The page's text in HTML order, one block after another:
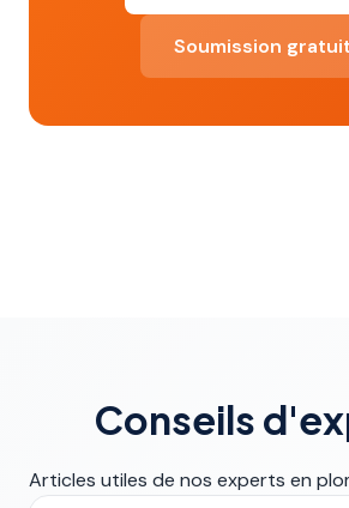
Soumission
Conseils
Articles utiles de nos experts en